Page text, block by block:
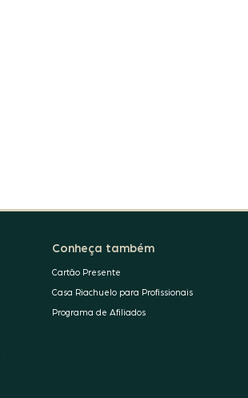
Conheça também
Cartão Presente
Casa Riachuelo para Profissionais
Programa de Afiliados